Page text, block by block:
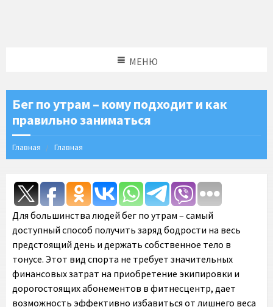
МЕНЮ
Бег по утрам – кому подходит и как
правильно заниматься
Главная Главная
Для большинства людей бег по утрам – самый
доступный способ получить заряд бодрости на весь
предстоящий день и держать собственное тело в
тонусе. Этот вид спорта не требует значительных
финансовых затрат на приобретение экипировки и
дорогостоящих абонементов в фитнесцентр, дает
возможность эффективно избавиться от лишнего веса